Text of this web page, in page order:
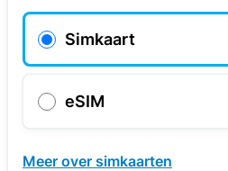
Simkaart
eSIM
Meer over simkaarten